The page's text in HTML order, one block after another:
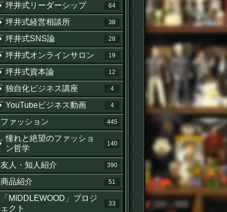
坪井式リーダーシップ 64
坪井式経営相談所 38
坪井式SNS論 28
坪井式オンラインサロン 19
坪井式資本論 12
独自化ビジネス講座 4
YouTubeビジネス動画 4
ファッション 445
憧れと絶望のファッショ
ン哲学
140
友人・知人紹介 390
商品紹介 51
「MIDDLEWOOD」プロジ
ェクト
33